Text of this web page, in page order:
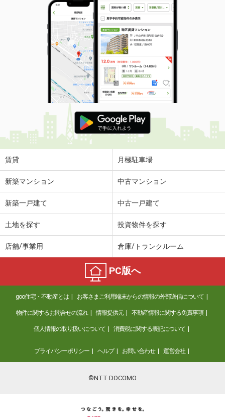
土地面積 1048m²
愛媛県伊予郡松前町大字浜
価 格
500万円
住 所
愛媛県伊予郡松前町大字浜
建物面積 80.55m²
土地面積 154.21m²
愛媛県新居浜市新須賀町３丁目
価 格
2,349万円
住 所
愛媛県新居浜市新須賀町３丁目
建物面積
352.84m²
愛媛県新居浜市瀬戸町
400万円
住 所
愛媛県新居浜市菊本町２
建物面積 70.6m²
土地面積
185.84m²
愛媛県新居浜市星原町
価 格
1,599万円
住 所
愛媛県新居浜市星原町
119.91m²
賃貸 月極駐車場
新築マンション 中古マンション
新築一戸建て 中古一戸建て
土地を探す 投資物件を探す
店舗/事業用 倉庫/トランクルーム
PC版へ
goo住宅・不動産とは お客さまご利用端末からの情報の外部送信について
物件に関するお問合せの流れ 情報提供元 不動産情報に関する免責事項
個人情報の取り扱いについて 消費税に関する表記について
プライバシーポリシー ヘルプ お問い合わせ 運営会社
©NTT DOCOMO